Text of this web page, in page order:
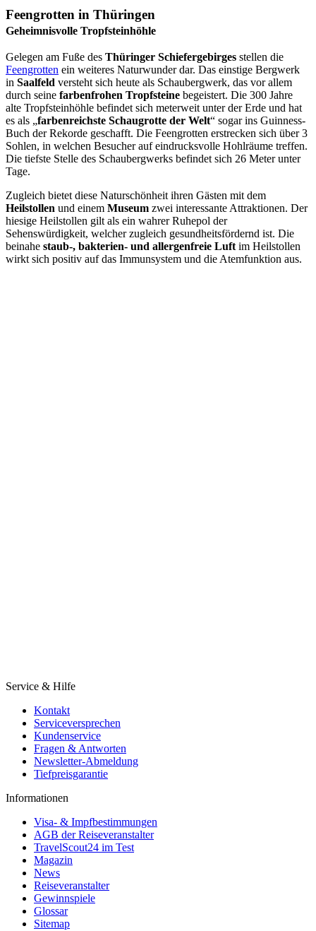
Feengrotten in Thüringen
Geheimnisvolle Tropfsteinhöhle
Gelegen am Fuße des Thüringer Schiefergebirges stellen die
Feengrotten ein weiteres Naturwunder dar. Das einstige Bergwerk
in Saalfeld versteht sich heute als Schaubergwerk, das vor allem
durch seine farbenfrohen Tropfsteine begeistert. Die 300 Jahre
alte Tropfsteinhöhle befindet sich meterweit unter der Erde und hat
es als „farbenreichste Schaugrotte der Welt“ sogar ins Guinness-
Buch der Rekorde geschafft. Die Feengrotten erstrecken sich über 3
Sohlen, in welchen Besucher auf eindrucksvolle Hohlräume treffen.
Die tiefste Stelle des Schaubergwerks befindet sich 26 Meter unter
Tage.
Zugleich bietet diese Naturschönheit ihren Gästen mit dem
Heilstollen und einem Museum zwei interessante Attraktionen. Der
hiesige Heilstollen gilt als ein wahrer Ruhepol der
Sehenswürdigkeit, welcher zugleich gesundheitsfördernd ist. Die
beinahe staub-, bakterien- und allergenfreie Luft im Heilstollen
wirkt sich positiv auf das Immunsystem und die Atemfunktion aus.
Service & Hilfe
Kontakt
Serviceversprechen
Kundenservice
Fragen & Antworten
Newsletter-Abmeldung
Tiefpreisgarantie
Informationen
Visa- & Impfbestimmungen
AGB der Reiseveranstalter
TravelScout24 im Test
Magazin
News
Reiseveranstalter
Gewinnspiele
Glossar
Sitemap